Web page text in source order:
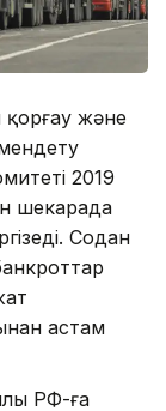
қорғау және
2019
шекарада
Содан
астам
РФ-ға